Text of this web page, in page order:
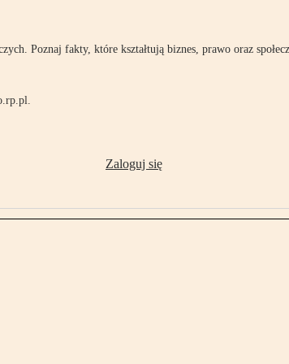
Poznaj fakty, które kształtują biznes, prawo oraz
Zaloguj się